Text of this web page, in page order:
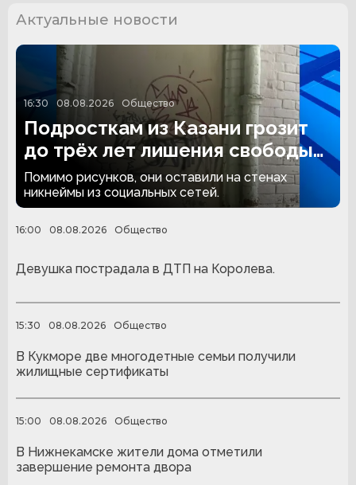
Актуальные новости
16:30 08.08.2026 Общество
Подросткам из Казани грозит
до трёх лет лишения свободы
за граффити
Помимо рисунков, они оставили на стенах
никнеймы из социальных сетей.
16:00 08.08.2026 Общество
Девушка пострадала в ДТП на Королева.
15:30 08.08.2026 Общество
В Кукморе две многодетные семьи получили
жилищные сертификаты
15:00 08.08.2026 Общество
В Нижнекамске жители дома отметили
завершение ремонта двора